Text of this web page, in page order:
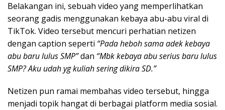
Belakangan ini, sebuah video yang memperlihatkan
seorang gadis menggunakan kebaya abu-abu viral di
TikTok. Video tersebut mencuri perhatian netizen
dengan caption seperti “Pada heboh sama adek kebaya
abu baru lulus SMP”dan “Mbk kebaya abu serius baru lulus
SMP? Aku udah yg kuliah sering dikira SD.”
Netizen pun ramai membahas video tersebut, hingga
menjadi topik hangat di berbagai platform media sosial.